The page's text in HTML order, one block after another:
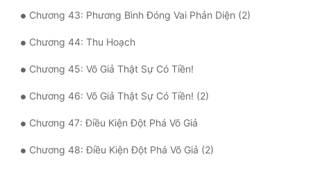
Chương 43: Phương Bình Đóng Vai Phản Diện (2)
Chương 44: Thu Hoạch
Chương 45: Võ Giả Thật Sự Có Tiền!
Chương 46: Võ Giả Thật Sự Có Tiền! (2)
Chương 47: Điều Kiện Đột Phá Võ Giả
Chương 48: Điều Kiện Đột Phá Võ Giả (2)